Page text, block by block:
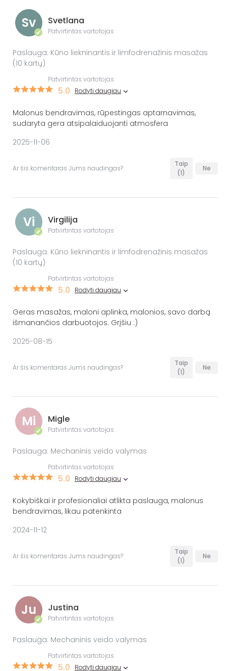
Sv
✔
Svetlana
Patvirtintas vartotojas
Paslauga: Kūno liekninantis ir limfodrenažinis masažas
(10 kartų)
Patvirtintas vartotojas
5.0 Rodyti daugiau
Malonus bendravimas, rūpestingas aptarnavimas,
sudaryta gera atsipalaiduojanti atmosfera
2025-11-06
Ar šis komentaras Jums naudingas?
Taip
(1)
Ne
Vi
✔
Virgilija
Patvirtintas vartotojas
Paslauga: Kūno liekninantis ir limfodrenažinis masažas
(10 kartų)
Patvirtintas vartotojas
5.0 Rodyti daugiau
Geras masažas, maloni aplinka, malonios, savo darbą
išmanančios darbuotojos. Grįšiu :)
2025-08-15
Ar šis komentaras Jums naudingas?
Taip
(1)
Ne
Mi
✔
Migle
Patvirtintas vartotojas
Paslauga: Mechaninis veido valymas
Patvirtintas vartotojas
5.0 Rodyti daugiau
Kokybiškai ir profesionaliai atlikta paslauga, malonus
bendravimas, likau patenkinta
2024-11-12
Ar šis komentaras Jums naudingas?
Taip
(1)
Ne
Ju
✔
Justina
Patvirtintas vartotojas
Paslauga: Mechaninis veido valymas
Patvirtintas vartotojas
5.0 Rodyti daugiau